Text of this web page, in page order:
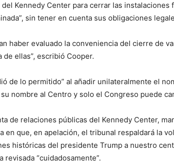
Kennedy Center para cerrar las instalaciones
sin tener en cuenta sus obligaciones
haber evaluado la conveniencia del cierre de
ellas”, escribió Cooper.
de lo permitido” al añadir unilateralmente el
nombre al Centro y solo el Congreso puede
de relaciones públicas del Kennedy Center,
en que, en apelación, el tribunal respaldará la
históricas del presidente Trump a nuestro
“cuidadosamente”.